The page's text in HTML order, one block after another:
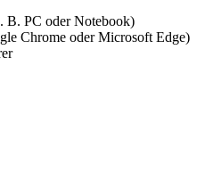
B. PC oder Notebook)
Chrome oder Microsoft Edge)